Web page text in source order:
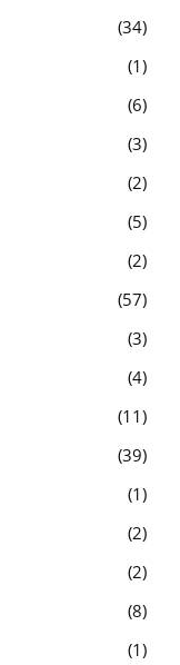
34
1
6
3
2
5
2
57
3
4
11
39
1
2
2
8
1